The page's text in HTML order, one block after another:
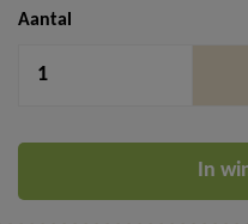
Aantal
In